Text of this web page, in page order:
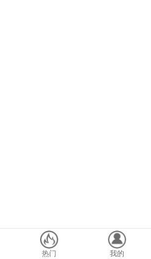
热门 我的